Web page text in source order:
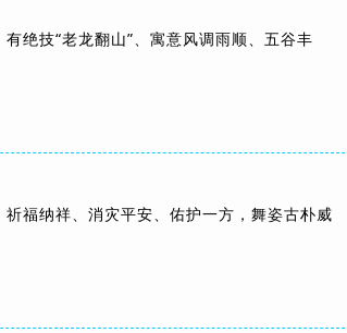
绝技“老龙翻山”、 寓意风调雨顺、五谷丰
福纳祥、消灾平安、佑护一方，舞姿古朴威